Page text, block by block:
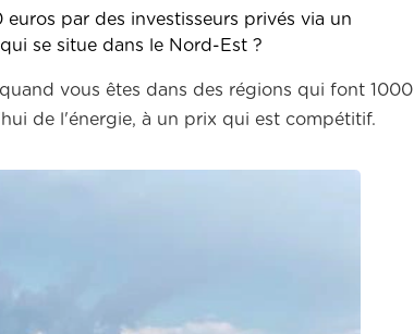
par des investisseurs privés via un
se situe dans le Nord-Est ?
vous êtes dans des régions qui font 1000
de l'énergie, à un prix qui est compétitif.